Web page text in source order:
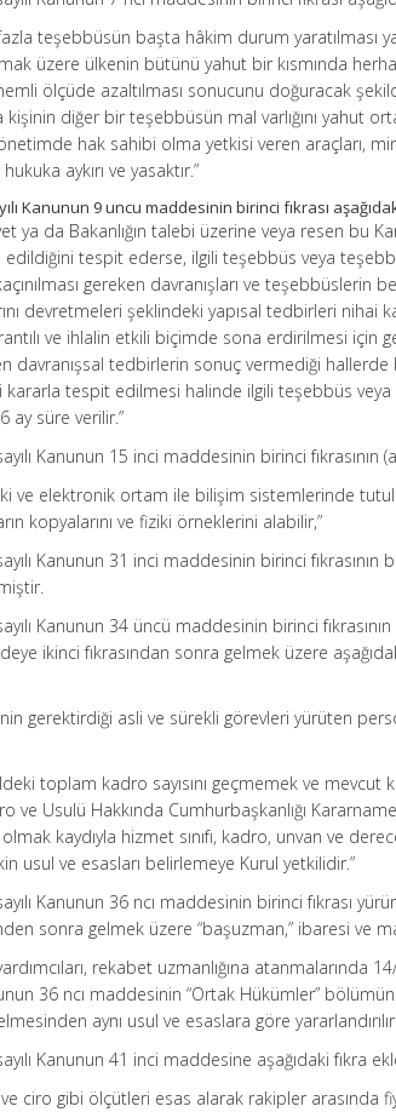
teşebbüsün başta hâkim durum yaratılması
üzere ülkenin bütünü yahut bir kısmında
ölçüde azaltılması sonucunu doğuracak
diğer bir teşebbüsün mal varlığını yahut
hak sahibi olma yetkisi veren araçları,
aykırı ve yasaktır.”
Kanunun 9 uncu maddesinin birinci fıkrası
ya da Bakanlığın talebi üzerine veya resen bu
tespit ederse, ilgili teşebbüs veya
gereken davranışları ve teşebbüslerin
devretmeleri şeklindeki yapısal tedbirleri nihai
ve ihlalin etkili biçimde sona erdirilmesi için
davranışsal tedbirlerin sonuç vermediği
kararla tespit edilmesi halinde ilgili teşebbüs
ay süre verilir.”
Kanunun 15 inci maddesinin birinci
ve elektronik ortam ile bilişim sistemlerinde
kopyalarını ve fiziki örneklerini alabilir,”
Kanunun 31 inci maddesinin birinci fıkrasının
Kanunun 34 üncü maddesinin birinci
ikinci fıkrasından sonra gelmek üzere
gerektirdiği asli ve sürekli görevleri yürüten
toplam kadro sayısını geçmemek ve
ve Usulü Hakkında Cumhurbaşkanlığı
olmak kaydıyla hizmet sınıfı, kadro, unvan ve
usul ve esasları belirlemeye Kurul yetkilidir.”
Kanunun 36 ncı maddesinin birinci fıkrası
sonra gelmek üzere “başuzman,” ibaresi ve
rekabet uzmanlığına atanmalarında
36 ncı maddesinin “Ortak Hükümler”
aynı usul ve esaslara göre
Kanunun 41 inci maddesine aşağıdaki fıkra
ve ciro gibi ölçütleri esas alarak rakipler arasında